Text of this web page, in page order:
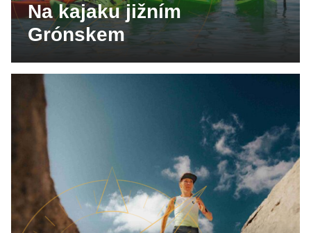
Na kajaku jižním
Grónskem